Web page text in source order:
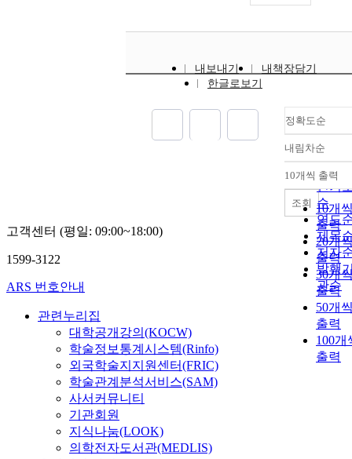
내보내기
내책장담기
한글로보기
정확도순
정확
순
인기
순
연도
제목
저자
발행
관순
내림차순
내림
10개씩 출력
10개
출력
20개
출력
30개
출력
50개
출력
100개
출력
조회
고객센터 (평일: 09:00~18:00)
1599-3122
ARS 번호안내
관련누리집
대학공개강의(KOCW)
학술정보통계시스템(Rinfo)
외국학술지지원센터(FRIC)
학술관계분석서비스(SAM)
사서커뮤니티
기관회원
지식나눔(LOOK)
의학전자도서관(MEDLIS)